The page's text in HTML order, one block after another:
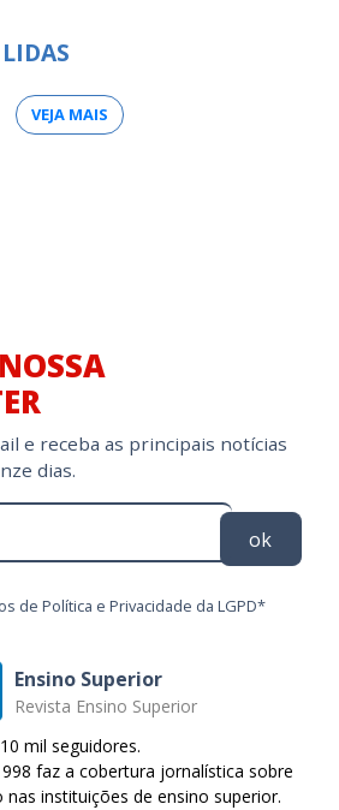
VEJA MAIS
e receba as principais notícias
dias.
ok
de Política e Privacidade da LGPD*
Ensino Superior
Revista Ensino Superior
10 mil seguidores.
faz a cobertura jornalística sobre
nas instituições de ensino superior.